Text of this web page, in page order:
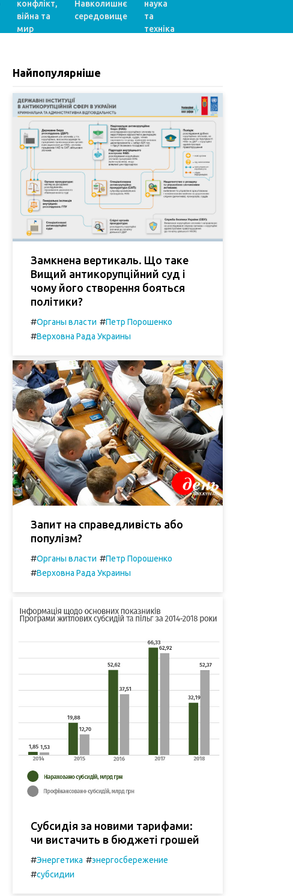
конфлікт,
війна та
мир
Навколишнє
середовище
наука
та
техніка
Найпопулярніше
Замкнена вертикаль. Що таке
Вищий антикорупційний суд і
чому його створення бояться
політики?
#Органы власти #Петр Порошенко
#Верховна Рада Украины
Запит на справедливість або
популізм?
#Органы власти #Петр Порошенко
#Верховна Рада Украины
Субсидія за новими тарифами:
чи вистачить в бюджеті грошей
#Энергетика #энергосбережение
#субсидии